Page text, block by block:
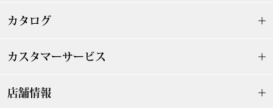
ショート･クロ
カタログ
カスタマーサービス
店舗情報